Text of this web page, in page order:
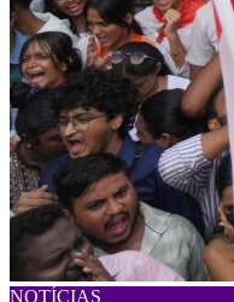
NOTÍCIAS